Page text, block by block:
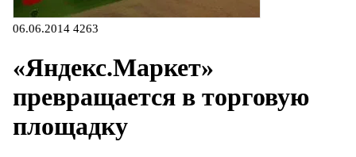
06.06.2014 4263
«Яндекс.Маркет»
превращается в торговую
площадку